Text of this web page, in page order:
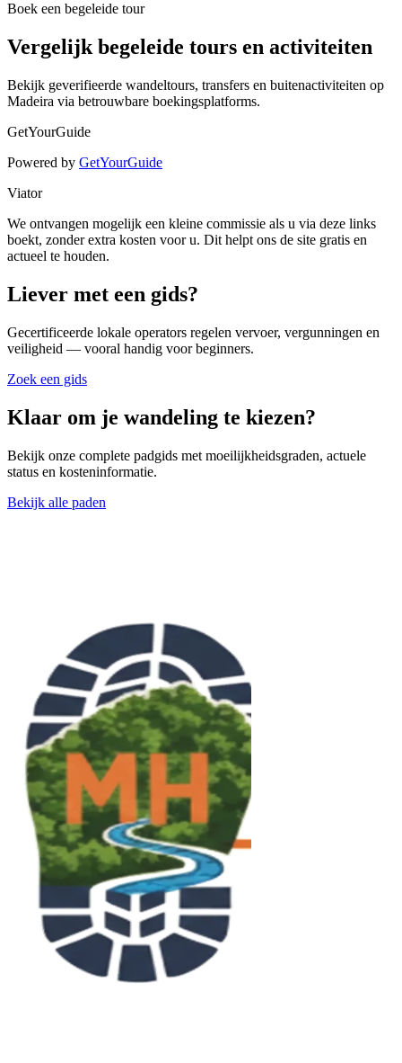
Boek een begeleide tour
Vergelijk begeleide tours en activiteiten
Bekijk geverifieerde wandeltours, transfers en buitenactiviteiten op
Madeira via betrouwbare boekingsplatforms.
GetYourGuide
Powered by GetYourGuide
Viator
We ontvangen mogelijk een kleine commissie als u via deze links
boekt, zonder extra kosten voor u. Dit helpt ons de site gratis en
actueel te houden.
Liever met een gids?
Gecertificeerde lokale operators regelen vervoer, vergunningen en
veiligheid — vooral handig voor beginners.
Zoek een gids
Klaar om je wandeling te kiezen?
Bekijk onze complete padgids met moeilijkheidsgraden, actuele
status en kosteninformatie.
Bekijk alle paden